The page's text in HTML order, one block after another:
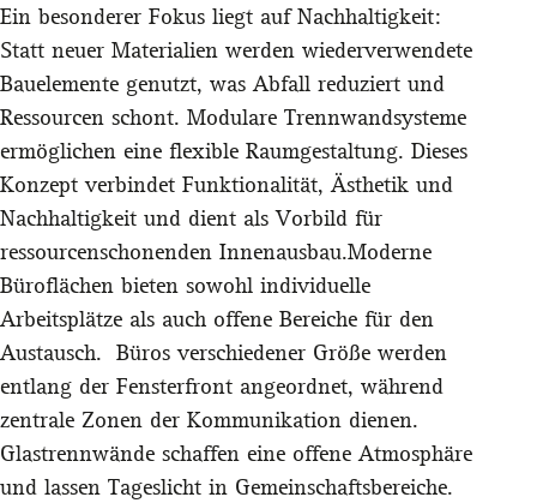
Ein besonderer Fokus liegt auf Nachhaltigkeit:
Statt neuer Materialien werden wiederverwendete
Bauelemente genutzt, was Abfall reduziert und
Ressourcen schont. Modulare Trennwandsysteme
ermöglichen eine flexible Raumgestaltung. Dieses
Konzept verbindet Funktionalität, Ästhetik und
Nachhaltigkeit und dient als Vorbild für
ressourcenschonenden Innenausbau.Moderne
Büroflächen bieten sowohl individuelle
Arbeitsplätze als auch offene Bereiche für den
Austausch. Büros verschiedener Größe werden
entlang der Fensterfront angeordnet, während
zentrale Zonen der Kommunikation dienen.
Glastrennwände schaffen eine offene Atmosphäre
und lassen Tageslicht in Gemeinschaftsbereiche.